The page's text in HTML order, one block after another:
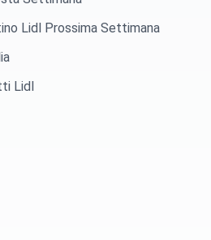
Lidl Prossima Settimana
Lidl